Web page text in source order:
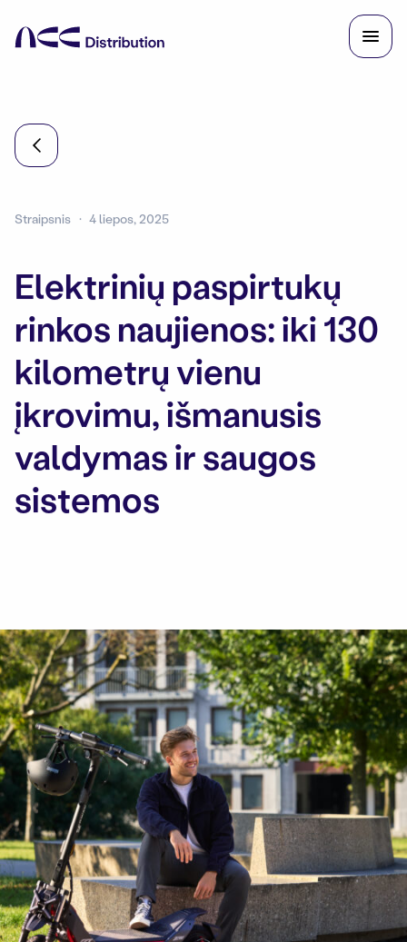
Straipsnis 4 liepos, 2025
Elektrinių paspirtukų
rinkos naujienos: iki 130
kilometrų vienu
įkrovimu, išmanusis
valdymas ir saugos
sistemos